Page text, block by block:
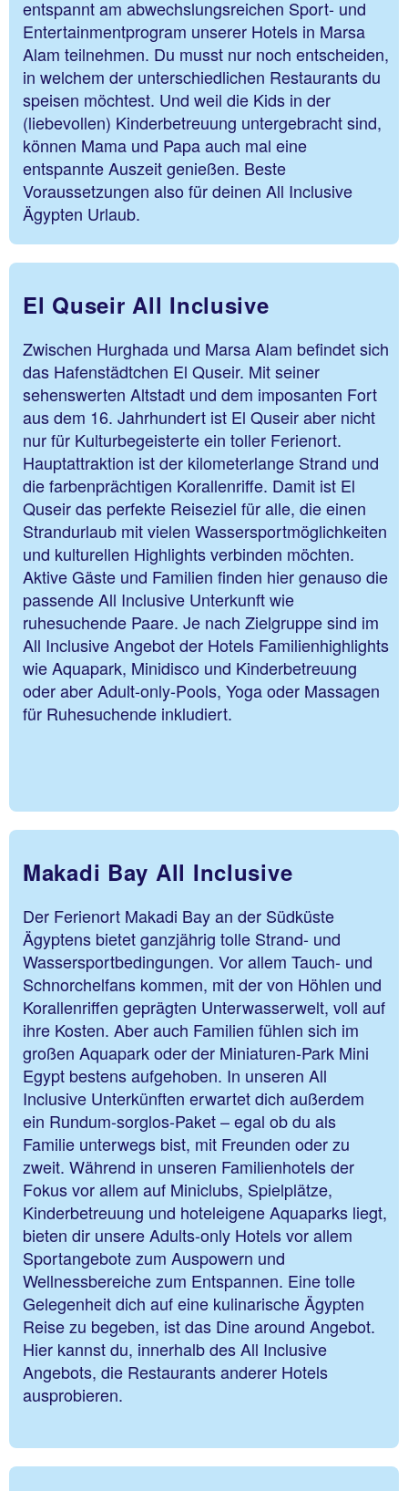
entspannt am abwechslungsreichen Sport- und
Entertainmentprogram unserer Hotels in Marsa
Alam teilnehmen. Du musst nur noch entscheiden,
in welchem der unterschiedlichen Restaurants du
speisen möchtest. Und weil die Kids in der
(liebevollen) Kinderbetreuung untergebracht sind,
können Mama und Papa auch mal eine
entspannte Auszeit genießen. Beste
Voraussetzungen also für deinen All Inclusive
Ägypten Urlaub.
El Quseir All Inclusive
Zwischen Hurghada und Marsa Alam befindet sich
das Hafenstädtchen El Quseir. Mit seiner
sehenswerten Altstadt und dem imposanten Fort
aus dem 16. Jahrhundert ist El Quseir aber nicht
nur für Kulturbegeisterte ein toller Ferienort.
Hauptattraktion ist der kilometerlange Strand und
die farbenprächtigen Korallenriffe. Damit ist El
Quseir das perfekte Reiseziel für alle, die einen
Strandurlaub mit vielen Wassersportmöglichkeiten
und kulturellen Highlights verbinden möchten.
Aktive Gäste und Familien finden hier genauso die
passende All Inclusive Unterkunft wie
ruhesuchende Paare. Je nach Zielgruppe sind im
All Inclusive Angebot der Hotels Familienhighlights
wie Aquapark, Minidisco und Kinderbetreuung
oder aber Adult-only-Pools, Yoga oder Massagen
für Ruhesuchende inkludiert.
Makadi Bay All Inclusive
Der Ferienort Makadi Bay an der Südküste
Ägyptens bietet ganzjährig tolle Strand- und
Wassersportbedingungen. Vor allem Tauch- und
Schnorchelfans kommen, mit der von Höhlen und
Korallenriffen geprägten Unterwasserwelt, voll auf
ihre Kosten. Aber auch Familien fühlen sich im
großen Aquapark oder der Miniaturen-Park Mini
Egypt bestens aufgehoben. In unseren All
Inclusive Unterkünften erwartet dich außerdem
ein Rundum-sorglos-Paket – egal ob du als
Familie unterwegs bist, mit Freunden oder zu
zweit. Während in unseren Familienhotels der
Fokus vor allem auf Miniclubs, Spielplätze,
Kinderbetreuung und hoteleigene Aquaparks liegt,
bieten dir unsere Adults-only Hotels vor allem
Sportangebote zum Auspowern und
Wellnessbereiche zum Entspannen. Eine tolle
Gelegenheit dich auf eine kulinarische Ägypten
Reise zu begeben, ist das Dine around Angebot.
Hier kannst du, innerhalb des All Inclusive
Angebots, die Restaurants anderer Hotels
ausprobieren.